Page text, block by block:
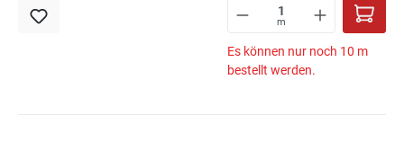
m
Es können nur noch 10 m
bestellt werden.